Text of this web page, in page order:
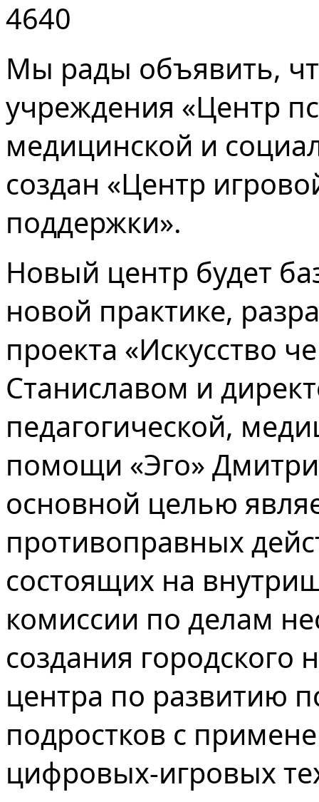
Мы рады объявить,
учреждения «Центр
медицинской и
создан «Центр
поддержки».
Новый центр будет
новой практике,
проекта «Искусство
Станиславом и
педагогической,
помощи «Эго»
основной целью
противоправных
состоящих на
комиссии по делам
создания городского
центра по развитию
подростков с
цифровых-игровых